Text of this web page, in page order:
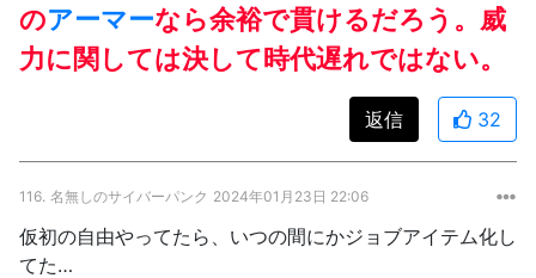
のアーマーなら余裕で貫けるだろう。威
力に関しては決して時代遅れではない。
返信 32
116. 名無しのサイバーパンク 2024年01月23日 22:06
仮初の自由やってたら、いつの間にかジョブアイテム化し
てた…